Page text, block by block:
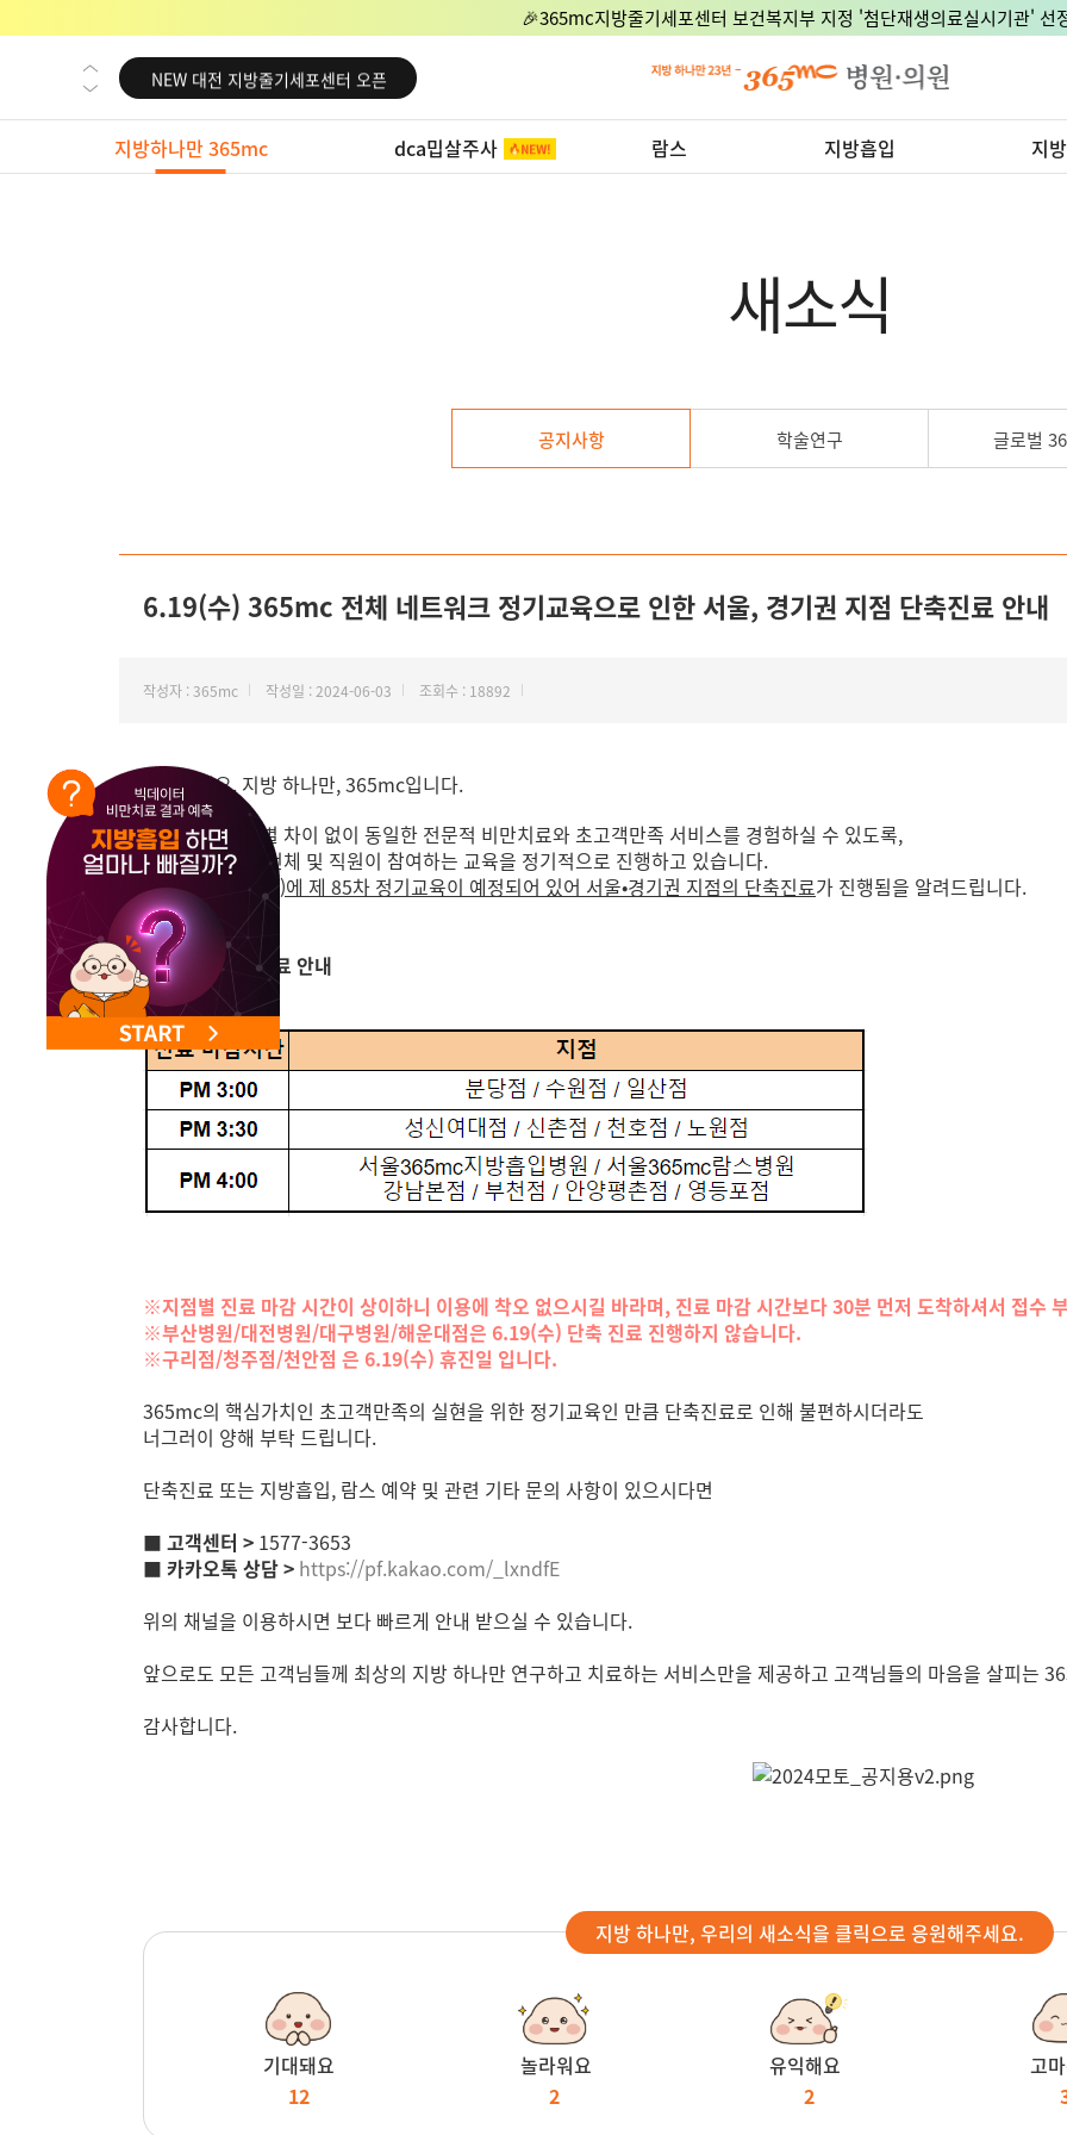
🎉365mc지방줄기세포센터 보건복지부 지정 '첨단재생의료실시기관' 선
NEW 교대 지방줄기세포센터 오픈
NEW 대전 지방줄기세포센터 오픈
NEW 노원 지방줄기세포센터 오픈
NEW 미국 LA점 오픈
지방하나만 365mc dca밉살주사 람스 지방흡입 지
새소식
공지사항 학술연구 글로벌
6.19(수) 365mc 전체 네트워크 정기교육으로 인한 서울, 경기권 지점 단축진료 안내
작성자 : 365mc 작성일 : 2024-06-03 조회수 : 18892
안녕하세요. 지방 하나만, 365mc입니다.
365mc는 지점별 차이 없이 동일한 전문적 비만치료와 초고객만족 서비스를 경험하실 수 있도록,
365mc 의료진 전체 및 직원이 참여하는 교육을 정기적으로 진행하고 있습니다.
오는6월 19일(수)에 제 85차 정기교육이 예정되어 있어 서울•경기권 지점의 단축진료가 진행됨을 알려드립니다.
※지점별 단축진료 안내
※지점별 진료 마감 시간이 상이하니 이용에 착오 없으시길 바라며, 진료 마감 시간보다 30분 먼저 도착하셔서 접수
※부산병원/대전병원/대구병원/해운대점은 6.19(수) 단축 진료 진행하지 않습니다.
※구리점/청주점/천안점 은 6.19(수) 휴진일 입니다.
365mc의 핵심가치인 초고객만족의 실현을 위한 정기교육인 만큼 단축진료로 인해 불편하시더라도
너그러이 양해 부탁 드립니다.
단축진료 또는 지방흡입, 람스 예약 및 관련 기타 문의 사항이 있으시다면
■ 고객센터 > 1577-3653
■ 카카오톡 상담 > https://pf.kakao.com/_lxndfE
위의 채널을 이용하시면 보다 빠르게 안내 받으실 수 있습니다.
앞으로도 모든 고객님들께 최상의 지방 하나만 연구하고 치료하는 서비스만을 제공하고 고객님들의 마음을 살피는
감사합니다.
지방 하나만, 우리의 새소식을 클릭으로 응원해주세요.
기대돼요
12
놀라워요
2
유익해요
2
고